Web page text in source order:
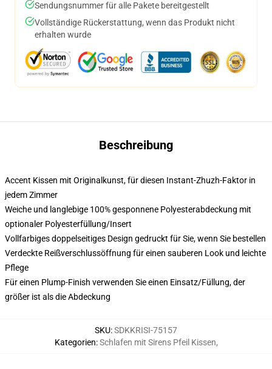
Sendungsnummer für alle Pakete bereitgestellt
Vollständige Rückerstattung, wenn das Produkt nicht
erhalten wurde
Beschreibung
Accent Kissen mit Originalkunst, für diesen Instant-Zhuzh-Faktor in
jedem Zimmer
Weiche und langlebige 100% gesponnene Polyesterabdeckung mit
optionaler Polyesterfüllung/Insert
Vollfarbiges doppelseitiges Design gedruckt für Sie, wenn Sie bestellen
Verdeckte Reißverschlussöffnung für einen sauberen Look und leichte
Pflege
Für einen Plump-Finish verwenden Sie einen Einsatz/Füllung, der
größer ist als die Abdeckung
SKU:SDKKRISI-75157
Kategorien:Schlafen mit Sirens Pfeil Kissen,